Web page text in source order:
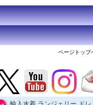
ページトッ